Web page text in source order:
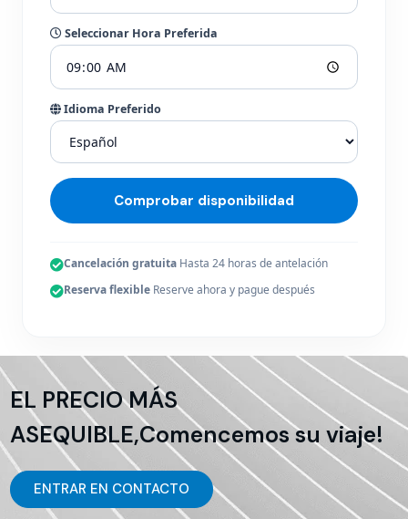
Seleccionar Hora Preferida
Idioma Preferido
Comprobar disponibilidad
Cancelación gratuita Hasta 24 horas de antelación
Reserva flexible Reserve ahora y pague después
EL PRECIO MÁS
ASEQUIBLE,Comencemos su viaje!
ENTRAR EN CONTACTO